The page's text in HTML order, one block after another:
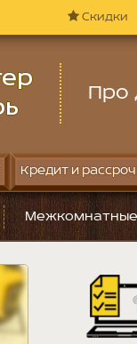
Скидки
Про
Кредит и